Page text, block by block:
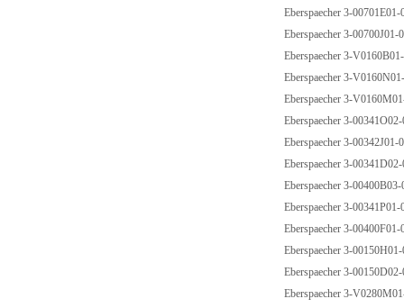
Eberspaecher 3-
Eberspaecher 3-
Eberspaecher 3-
Eberspaecher 3-
Eberspaecher 3-
Eberspaecher 3-
Eberspaecher 3-
Eberspaecher 3-
Eberspaecher 3-
Eberspaecher 3-
Eberspaecher 3-
Eberspaecher 3-
Eberspaecher 3-
Eberspaecher 3-